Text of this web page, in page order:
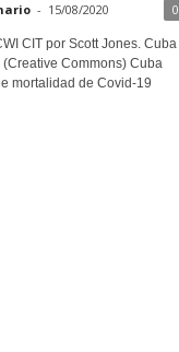
- 15/08/2020 0
CIT por Scott Jones. Cuba
Commons) Cuba
mortalidad de Covid-19